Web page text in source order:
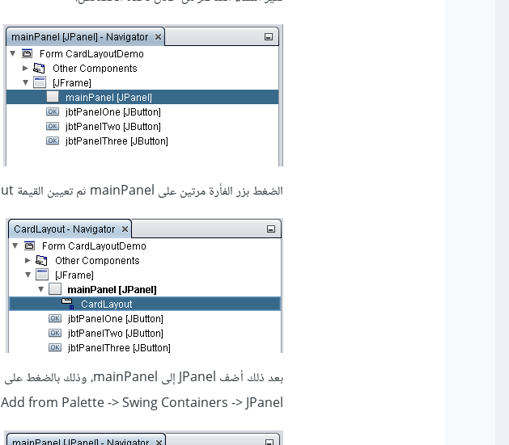
الضغط بزر الفأرة مرتين على mainPanel ثم تعيين القيمة Set Layout -> CardLayout.
بعد ذلك أضف JPanel إلى mainPanel، وذلك بالضغط على mainPanel بزر الفأرة الأيمن واختيار:
Add from Palette -> Swing Containers -> JPanel